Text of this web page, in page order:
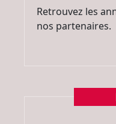
Retrouvez les
nos partenaires.